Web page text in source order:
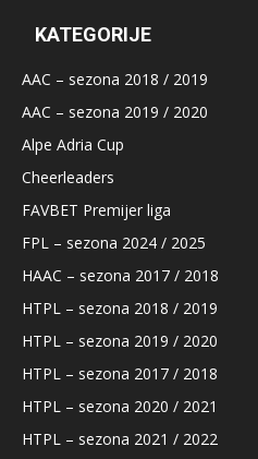
KATEGORIJE
AAC – sezona 2018 / 2019
AAC – sezona 2019 / 2020
Alpe Adria Cup
Cheerleaders
FAVBET Premijer liga
FPL – sezona 2024 / 2025
HAAC – sezona 2017 / 2018
HTPL – sezona 2018 / 2019
HTPL – sezona 2019 / 2020
HTPL – sezona 2017 / 2018
HTPL – sezona 2020 / 2021
HTPL – sezona 2021 / 2022